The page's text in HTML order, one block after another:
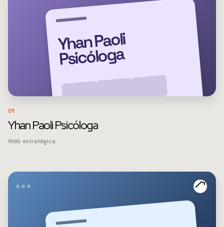
Yhan Paoli
Psicóloga
01
Yhan Paoli Psicóloga
Web estratégica